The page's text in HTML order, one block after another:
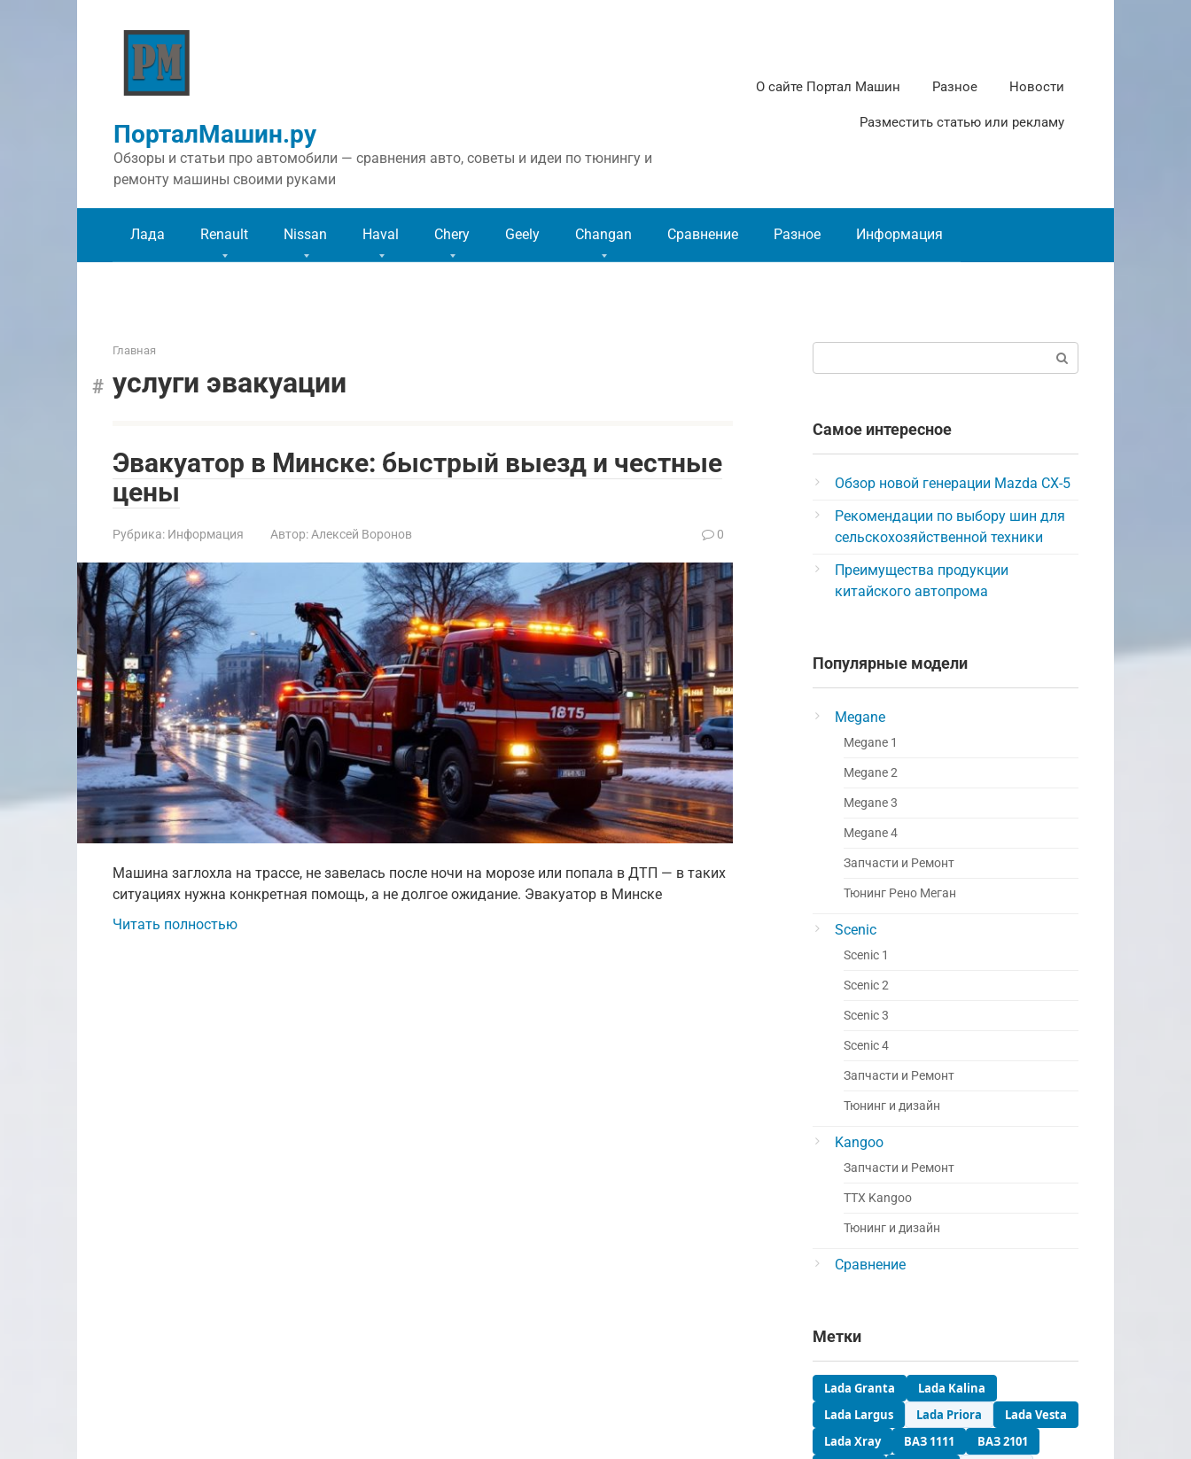
ПорталМашин.ру
Обзоры и статьи про автомобили — сравнения авто, советы и идеи по тюнингу и
ремонту машины своими руками
О сайте Портал Машин Разное Новости
Разместить статью или рекламу
Лада Renault Nissan Haval Chery Geely Changan Сравнение Разное Информация
Главная
услуги эвакуации
Эвакуатор в Минске: быстрый выезд и честные
цены
Рубрика: Информация Автор: Алексей Воронов 0
Машина заглохла на трассе, не завелась после ночи на морозе или попала в ДТП — в таких
ситуациях нужна конкретная помощь, а не долгое ожидание. Эвакуатор в Минске
Читать полностью
Самое интересное
Обзор новой генерации Mazda CX-5
Рекомендации по выбору шин для
сельскохозяйственной техники
Преимущества продукции
китайского автопрома
Популярные модели
Megane
Megane 1
Megane 2
Megane 3
Megane 4
Запчасти и Ремонт
Тюнинг Рено Меган
Scenic
Scenic 1
Scenic 2
Scenic 3
Scenic 4
Запчасти и Ремонт
Тюнинг и дизайн
Kangoo
Запчасти и Ремонт
ТТХ Kangoo
Тюнинг и дизайн
Сравнение
Метки
Lada Granta
Lada Kalina
Lada Largus
Lada Priora
Lada Vesta
Lada Xray
ВАЗ 1111
ВАЗ 2101